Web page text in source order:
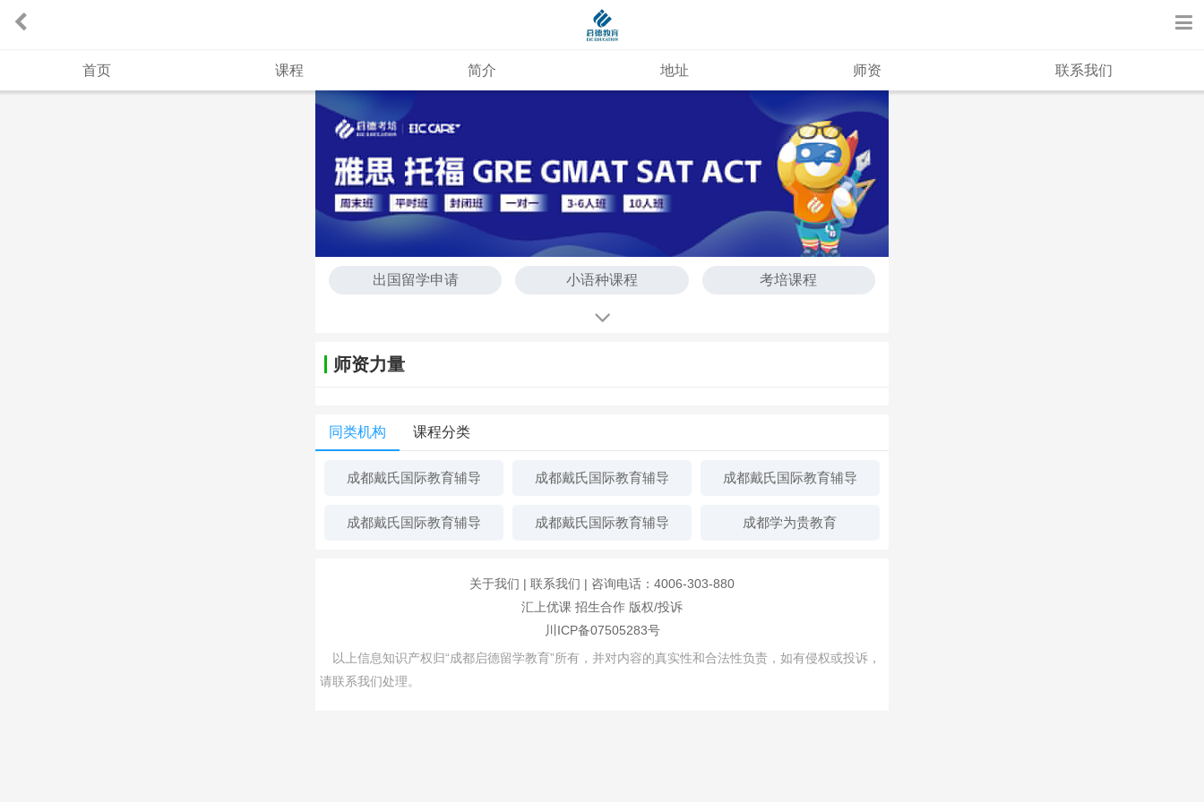
首页 课程 简介 地址 师资 联系我们
出国留学申请 小语种课程 考培课程
师资力量
同类机构 课程分类
成都戴氏国际教育辅导 成都戴氏国际教育辅导 成都戴氏国际教育辅导
成都戴氏国际教育辅导 成都戴氏国际教育辅导 成都学为贵教育
关于我们 | 联系我们 | 咨询电话：4006-303-880
汇上优课 招生合作 版权/投诉
川ICP备07505283号
以上信息知识产权归“成都启德留学教育”所有，并对内容的真实性和合法性负责，如有侵权或投诉，
请联系我们处理。